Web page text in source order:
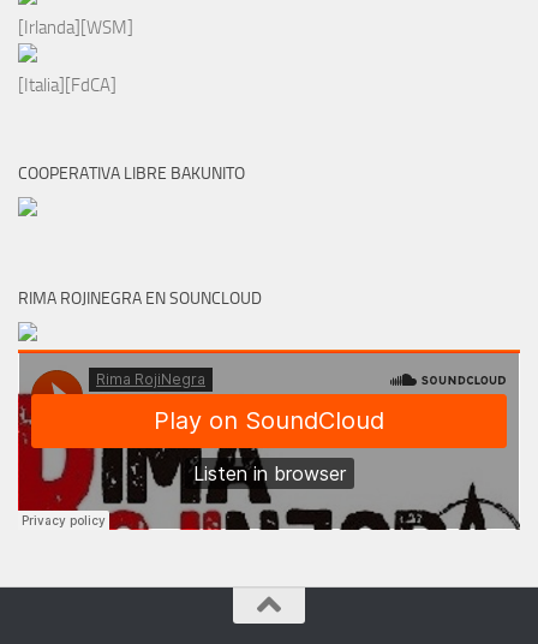
[Irlanda][WSM]
[Italia][FdCA]
COOPERATIVA LIBRE BAKUNITO
RIMA ROJINEGRA EN SOUNCLOUD